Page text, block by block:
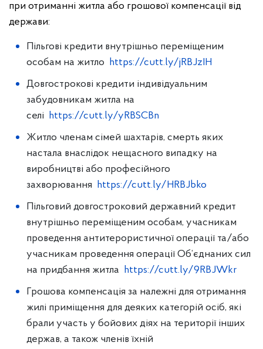
при отриманні житла або грошової компенсації від
держави:
Пільгові кредити внутрішньо переміщеним
особам на житло https://cutt.ly/jRBJzIH
Довгострокові кредити індивідуальним
забудовникам житла на
селі https://cutt.ly/yRBSCBn
Житло членам сімей шахтарів, смерть яких
настала внаслідок нещасного випадку на
виробництві або професійного
захворювання https://cutt.ly/HRBJbko
Пільговий довгостроковий державний кредит
внутрішньо переміщеним особам, учасникам
проведення антитерористичної операції та/або
учасникам проведення операції Об’єднаних сил
на придбання житла https://cutt.ly/9RBJWkr
Грошова компенсація за належні для отримання
жилі приміщення для деяких категорій осіб, які
брали участь у бойових діях на території інших
держав, а також членів їхній